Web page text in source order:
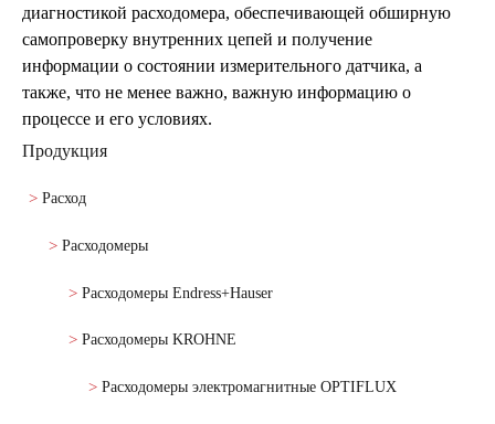
диагностикой расходомера, обеспечивающей обширную
самопроверку внутренних цепей и получение
информации о состоянии измерительного датчика, а
также, что не менее важно, важную информацию о
процессе и его условиях.
Продукция
Расход
Расходомеры
Расходомеры Endress+Hauser
Расходомеры KROHNE
Расходомеры электромагнитные OPTIFLUX